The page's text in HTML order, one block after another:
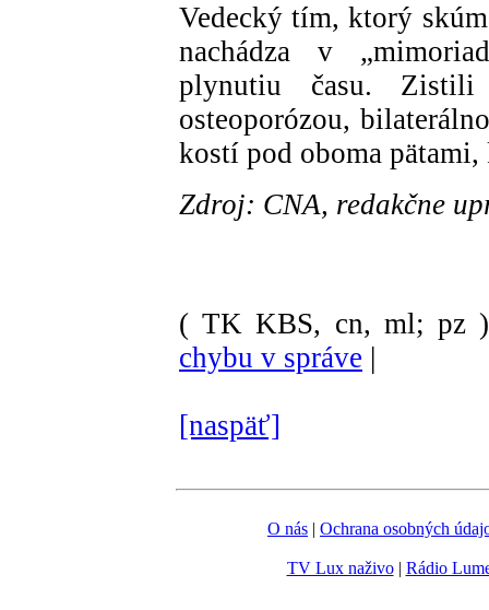
Vedecký tím, ktorý
nachádza v
plynutiu času.
osteoporózou,
kostí pod oboma
Zdroj: CNA, redakčne
( TK KBS, cn, ml; pz )
chybu v správe |
[naspäť]
O nás | Ochrana osobných
TV Lux naživo| Rádio